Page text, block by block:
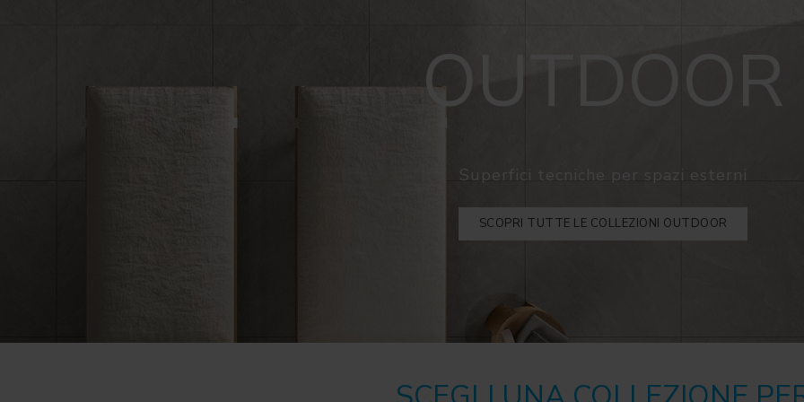
OUTDOOR
Superfici tecniche per spazi esterni
SCOPRI TUTTE LE COLLEZIONI OUTDOOR